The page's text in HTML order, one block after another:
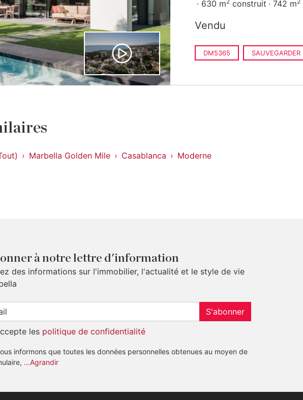
630 m
construit 742 m
Vendu
DM5365 SAUVEGARDER
Marbella Golden Mile Casablanca Moderne
à notre lettre d'information
des informations sur l'immobilier, l'actualité et le style de vie
S'abonner
les politique de confidentialité
informons que toutes les données personnelles obtenues au moyen de
...Agrandir